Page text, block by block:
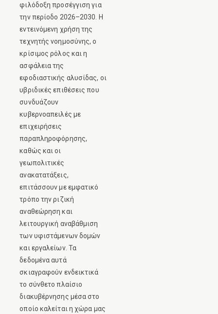
φιλόδοξη προσέγγιση για
την περίοδο 2026–2030. Η
εντεινόμενη χρήση της
τεχνητής νοημοσύνης, ο
κρίσιμος ρόλος και η
ασφάλεια της
εφοδιαστικής αλυσίδας, οι
υβριδικές επιθέσεις που
συνδυάζουν
κυβερνοαπειλές με
επιχειρήσεις
παραπληροφόρησης,
καθώς και οι
γεωπολιτικές
ανακατατάξεις,
επιτάσσουν με εμφατικό
τρόπο την ριζική
αναθεώρηση και
λειτουργική αναβάθμιση
των υφιστάμενων δομών
και εργαλείων. Τα
δεδομένα αυτά
σκιαγραφούν ενδεικτικά
το σύνθετο πλαίσιο
διακυβέρνησης μέσα στο
οποίο καλείται η χώρα μας